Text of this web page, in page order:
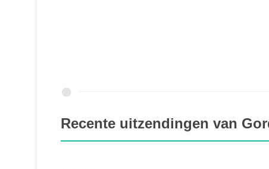
Recente uitzendingen van